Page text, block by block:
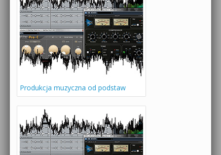
Produkcja muzyczna od podstaw